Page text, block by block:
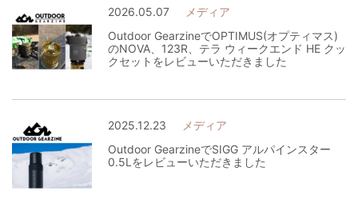
2026.05.07
メディア
Outdoor GearzineでOPTIMUS(オプティマス)
のNOVA、123R、テラ ウィークエンド HE クッ
クセットをレビューいただきました
2025.12.23
メディア
Outdoor GearzineでSIGG アルパインスター
0.5Lをレビューいただきました